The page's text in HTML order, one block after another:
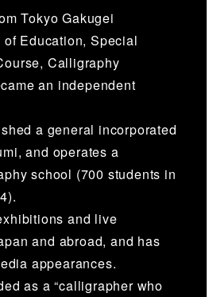
Tokyo Gakugei
Education, Special
Calligraphy
an independent
a general incorporated
and operates a
school (700 students in
and live
and abroad, and has
appearances.
as a “calligrapher who